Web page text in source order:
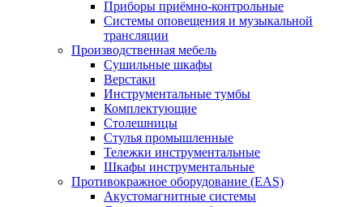
Приборы приёмно-контрольные
Системы оповещения и музыкальной
трансляции
Производственная мебель
Cушильные шкафы
Верстаки
Инструментальные тумбы
Комплектующие
Столешницы
Стулья промышленные
Тележки инструментальные
Шкафы инструментальные
Противокражное оборудование (EAS)
Акустомагнитные системы